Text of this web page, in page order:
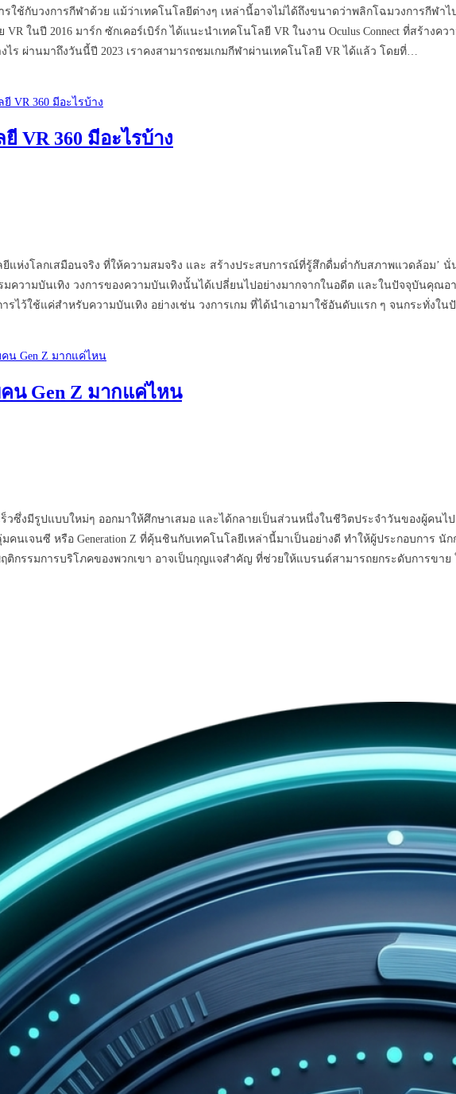
ใช้กับวงการกีฬาด้วย แม้ว่าเทคโนโลยีต่างๆ เหล่านี้อาจไม่ได้ถึงขนาดว่าพลิกโฉมวงการกีฬา
ในปี 2016 มาร์ก ซักเคอร์เบิร์ก ได้แนะนำเทคโนโลยี VR ในงาน Oculus Connect ที่สร้างค
ร ผ่านมาถึงวันนี้ปี 2023 เราคงสามารถชมเกมกีฬาผ่านเทคโนโลยี VR ได้แล้ว โดยที่…
VR 360 มีอะไรบ้าง
แห่งโลกเสมือนจริง ที่ให้ความสมจริง และ สร้างประสบการณ์ที่รู้สึกดื่มด่ำกับสภาพแวดล้อม’
ความบันเทิง วงการของความบันเทิงนั้นได้เปลี่ยนไปอย่างมากจากในอดีต และในปัจจุบันคุณ
ไว้ใช้แค่สำหรับความบันเทิง อย่างเช่น วงการเกม ที่ได้นำเอามาใช้อันดับแรก ๆ จนกระทั่ง
น Gen Z มากแค่ไหน
งมีรูปแบบใหม่ๆ ออกมาให้ศึกษาเสมอ และได้กลายเป็นส่วนหนึ่งในชีวิตประจำวันของผู้คนไป
คนเจนซี หรือ Generation Z ที่คุ้นชินกับเทคโนโลยีเหล่านี้มาเป็นอย่างดี ทำให้ผู้ประกอบการ
ฤติกรรมการบริโภคของพวกเขา อาจเป็นกุญแจสำคัญ ที่ช่วยให้แบรนด์สามารถยกระดับการข